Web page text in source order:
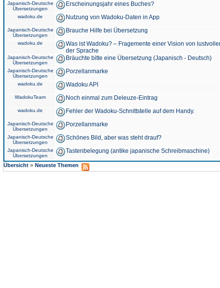
Japanisch-Deutsche
Übersetzungen
Erscheinungsjahr eines Buches?
wadoku.de Nutzung von Wadoku-Daten in App
Japanisch-Deutsche
Übersetzungen
Brauche Hilfe bei Übersetzung
wadoku.de
Was ist Wadoku? – Fragemente einer Vision von
der Sprache
Japanisch-Deutsche
Übersetzungen
Bräuchte bitte eine Übersetzung (Japanisch - Deutsch)
Japanisch-Deutsche
Übersetzungen
Porzellanmarke
wadoku.de Wadoku API
WadokuTeam Noch einmal zum Deleuze-Eintrag
wadoku.de Fehler der Wadoku-Schnittstelle auf dem Handy.
Japanisch-Deutsche
Übersetzungen
Porzellanmarke
Japanisch-Deutsche
Übersetzungen
Schönes Bild, aber was steht drauf?
Japanisch-Deutsche
Übersetzungen
Tastenbelegung (antike japanische Schreibmaschine)
Übersicht » Neueste Themen